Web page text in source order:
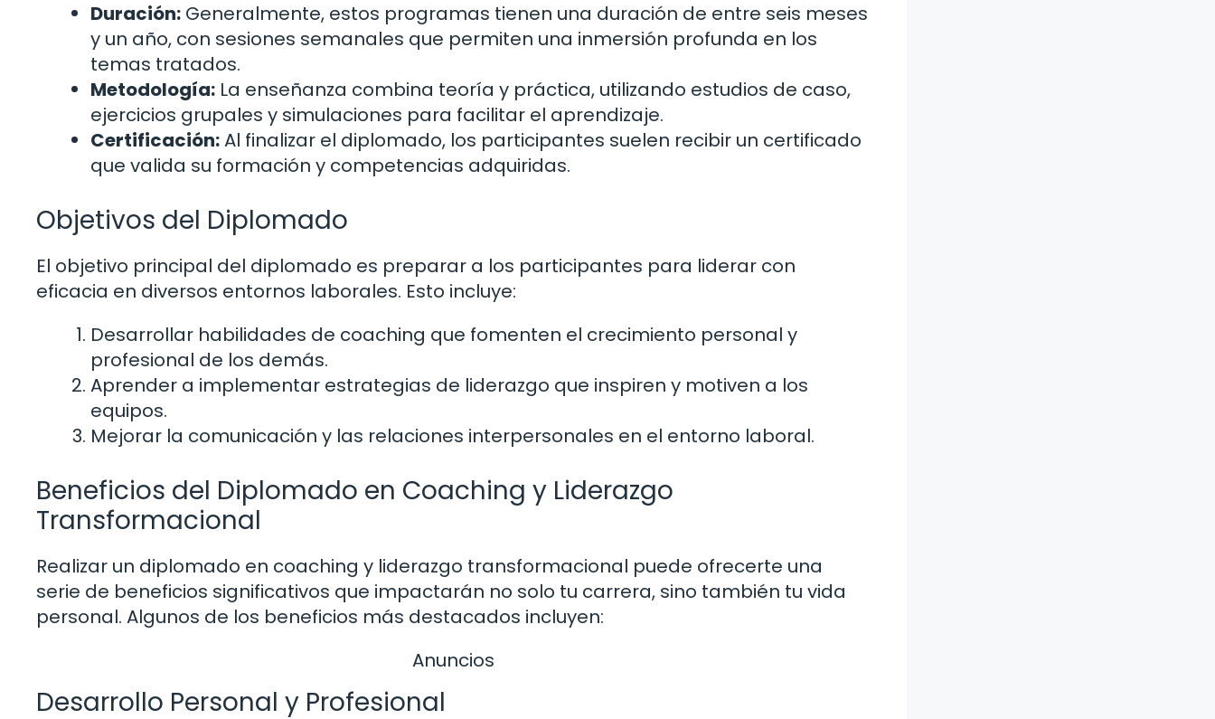
Duración: Generalmente, estos programas tienen una duración de entre seis meses
y un año, con sesiones semanales que permiten una inmersión profunda en los
temas tratados.
Metodología: La enseñanza combina teoría y práctica, utilizando estudios de caso,
ejercicios grupales y simulaciones para facilitar el aprendizaje.
Certificación:Al finalizar el diplomado, los participantes suelen recibir un certificado
que valida su formación y competencias adquiridas.
Objetivos del Diplomado
El objetivo principal del diplomado es preparar a los participantes para liderar con
eficacia en diversos entornos laborales. Esto incluye:
Desarrollar habilidades de coaching que fomenten el crecimiento personal y
profesional de los demás.
Aprender a implementar estrategias de liderazgo que inspiren y motiven a los
equipos.
Mejorar la comunicación y las relaciones interpersonales en el entorno laboral.
Beneficios del Diplomado en Coaching y Liderazgo
Transformacional
Realizar un diplomado en coaching y liderazgo transformacional puede ofrecerte una
serie de beneficios significativos que impactarán no solo tu carrera, sino también tu vida
personal. Algunos de los beneficios más destacados incluyen:
Anuncios
Desarrollo Personal y Profesional